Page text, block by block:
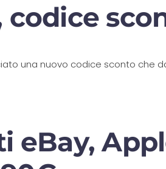
codice
una nuovo codice sconto che
eBay,